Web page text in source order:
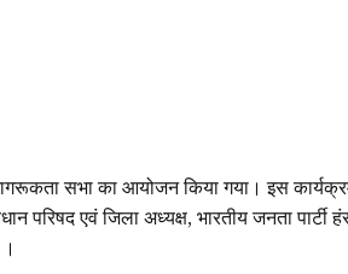
सभा का आयोजन किया गया। इस
परिषद एवं जिला अध्यक्ष, भारतीय जनता पार्टी